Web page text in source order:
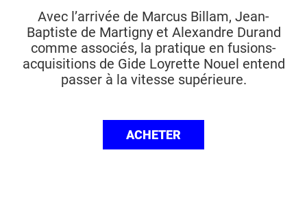
Avec l’arrivée de Marcus Billam, Jean-
Baptiste de Martigny et Alexandre Durand
comme associés, la pratique en fusions-
acquisitions de Gide Loyrette Nouel entend
passer à la vitesse supérieure.
ACHETER